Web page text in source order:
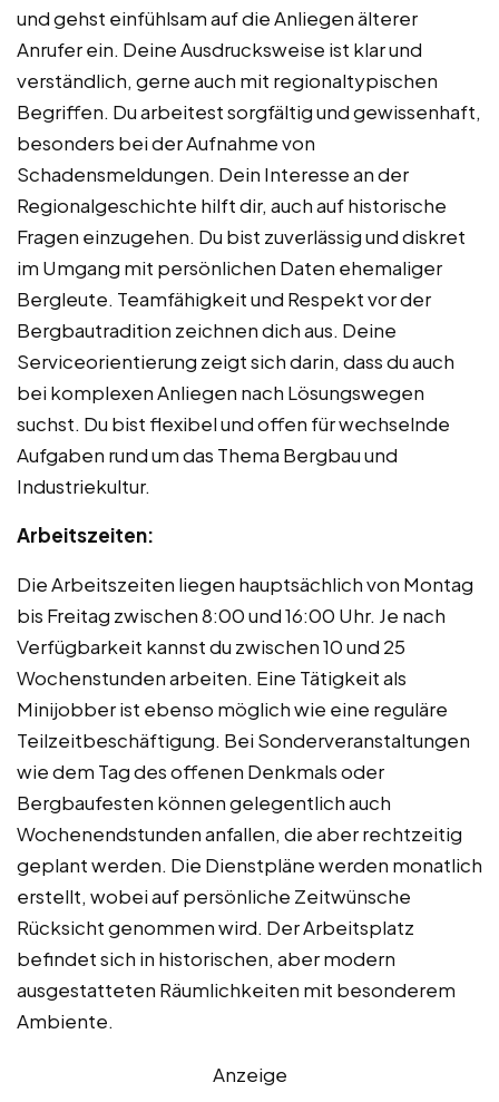
und gehst einfühlsam auf die Anliegen älterer
Anrufer ein. Deine Ausdrucksweise ist klar und
verständlich, gerne auch mit regionaltypischen
Begriffen. Du arbeitest sorgfältig und gewissenhaft,
besonders bei der Aufnahme von
Schadensmeldungen. Dein Interesse an der
Regionalgeschichte hilft dir, auch auf historische
Fragen einzugehen. Du bist zuverlässig und diskret
im Umgang mit persönlichen Daten ehemaliger
Bergleute. Teamfähigkeit und Respekt vor der
Bergbautradition zeichnen dich aus. Deine
Serviceorientierung zeigt sich darin, dass du auch
bei komplexen Anliegen nach Lösungswegen
suchst. Du bist flexibel und offen für wechselnde
Aufgaben rund um das Thema Bergbau und
Industriekultur.
Arbeitszeiten:
Die Arbeitszeiten liegen hauptsächlich von Montag
bis Freitag zwischen 8:00 und 16:00 Uhr. Je nach
Verfügbarkeit kannst du zwischen 10 und 25
Wochenstunden arbeiten. Eine Tätigkeit als
Minijobber ist ebenso möglich wie eine reguläre
Teilzeitbeschäftigung. Bei Sonderveranstaltungen
wie dem Tag des offenen Denkmals oder
Bergbaufesten können gelegentlich auch
Wochenendstunden anfallen, die aber rechtzeitig
geplant werden. Die Dienstpläne werden monatlich
erstellt, wobei auf persönliche Zeitwünsche
Rücksicht genommen wird. Der Arbeitsplatz
befindet sich in historischen, aber modern
ausgestatteten Räumlichkeiten mit besonderem
Ambiente.
Anzeige